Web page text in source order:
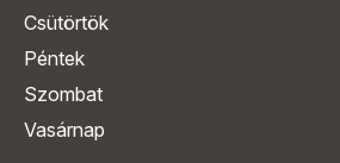
Csütörtök
Péntek
Szombat
Vasárnap